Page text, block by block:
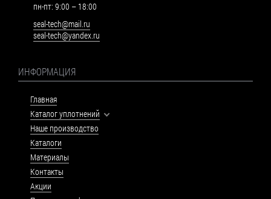
пн-пт: 9:00 – 18:00
seal-tech@mail.ru
seal-tech@yandex.ru
ИНФОРМАЦИЯ
Главная
Каталог уплотнений
Наше производство
Каталоги
Материалы
Контакты
Акции